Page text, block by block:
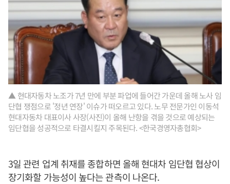
▲ 현대자동차 노조가 7년 만에 부분 파업에 들어간 가운데 올해 노사 임
단협 쟁점으로 '정년 연장' 이슈가 떠오르고 있다. 노무 전문가인 이동석
현대자동차 대표이사 사장(사진)이 올해 난항을 겪을 것으로 예상되는
임단협을 성공적으로 타결시킬지 주목된다. <한국경영자총협회>
3일 관련 업계 취재를 종합하면 올해 현대차 임단협 협상이
장기화할 가능성이 높다는 관측이 나온다.